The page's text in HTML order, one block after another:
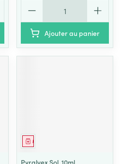
Ajouter au panier
Médicament
Pyralvex Sol. 10ml